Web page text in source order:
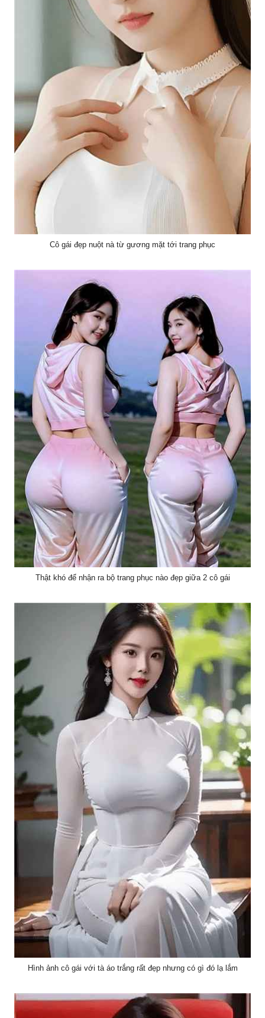
Cô gái đẹp nuột nà từ gương mặt tới trang phục
Thật khó để nhận ra bộ trang phục nào đẹp giữa 2 cô gái
Hình ảnh cô gái với tà áo trắng rất đẹp nhưng có gì đó lạ lắm